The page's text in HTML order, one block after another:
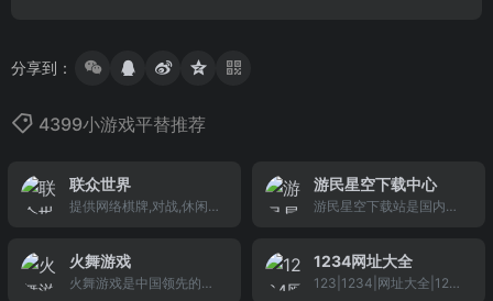
分享到：
4399小游戏平替推荐
联众世界
提供网络棋牌,对战,休闲等
戏攻略,游戏资讯,社区互
动,无线增值,比赛竞技等。
游民星空下载中心
游民星空下载站是国内具
游戏下载、经典游戏、小
游戏、迷你游戏、独立游
火舞游戏
火舞游戏是中国领先的手
1234网址大全
123|1234|网址大全|123